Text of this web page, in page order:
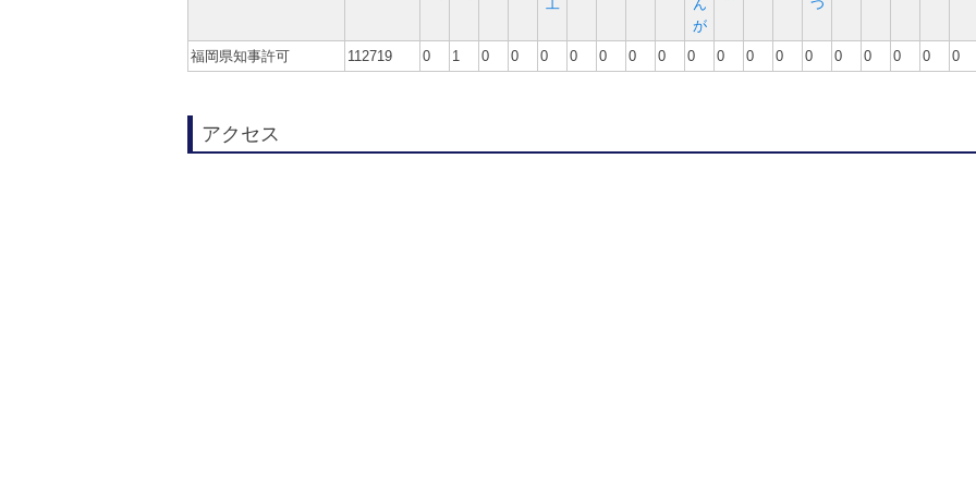
工
ん
が
つ
福岡県知事許可 112719 0 1 0 0 0 0 0 0 0 0 0 0 0 0 0 0 0 0 0
アクセス